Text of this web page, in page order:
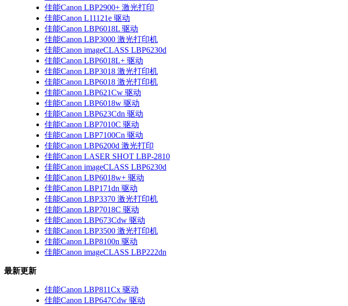
佳能Canon LBP2900+ 激光打印
佳能Canon L11121e 驱动
佳能Canon LBP6018L 驱动
佳能Canon LBP3000 激光打印机
佳能Canon imageCLASS LBP6230d
佳能Canon LBP6018L+ 驱动
佳能Canon LBP3018 激光打印机
佳能Canon LBP6018 激光打印机
佳能Canon LBP621Cw 驱动
佳能Canon LBP6018w 驱动
佳能Canon LBP623Cdn 驱动
佳能Canon LBP7010C 驱动
佳能Canon LBP7100Cn 驱动
佳能Canon LBP6200d 激光打印
佳能Canon LASER SHOT LBP-2810
佳能Canon imageCLASS LBP6230d
佳能Canon LBP6018w+ 驱动
佳能Canon LBP171dn 驱动
佳能Canon LBP3370 激光打印机
佳能Canon LBP7018C 驱动
佳能Canon LBP673Cdw 驱动
佳能Canon LBP3500 激光打印机
佳能Canon LBP8100n 驱动
佳能Canon imageCLASS LBP222dn
最新更新
佳能Canon LBP811Cx 驱动
佳能Canon LBP647Cdw 驱动